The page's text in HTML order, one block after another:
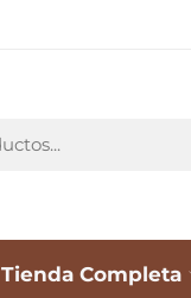
Tienda Completa